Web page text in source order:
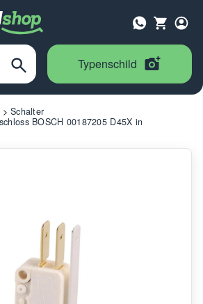
Typenschild
Schalter
BOSCH 00187205 D45X in